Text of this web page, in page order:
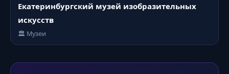
Екатеринбургский музей изобразительных
искусств
🏛️ Музеи